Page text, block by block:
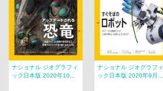
ナショナル ジオグラフィ
ック日本版 2020年10...
ナショナル ジオグラフィ
ック日本版 2020年9月...